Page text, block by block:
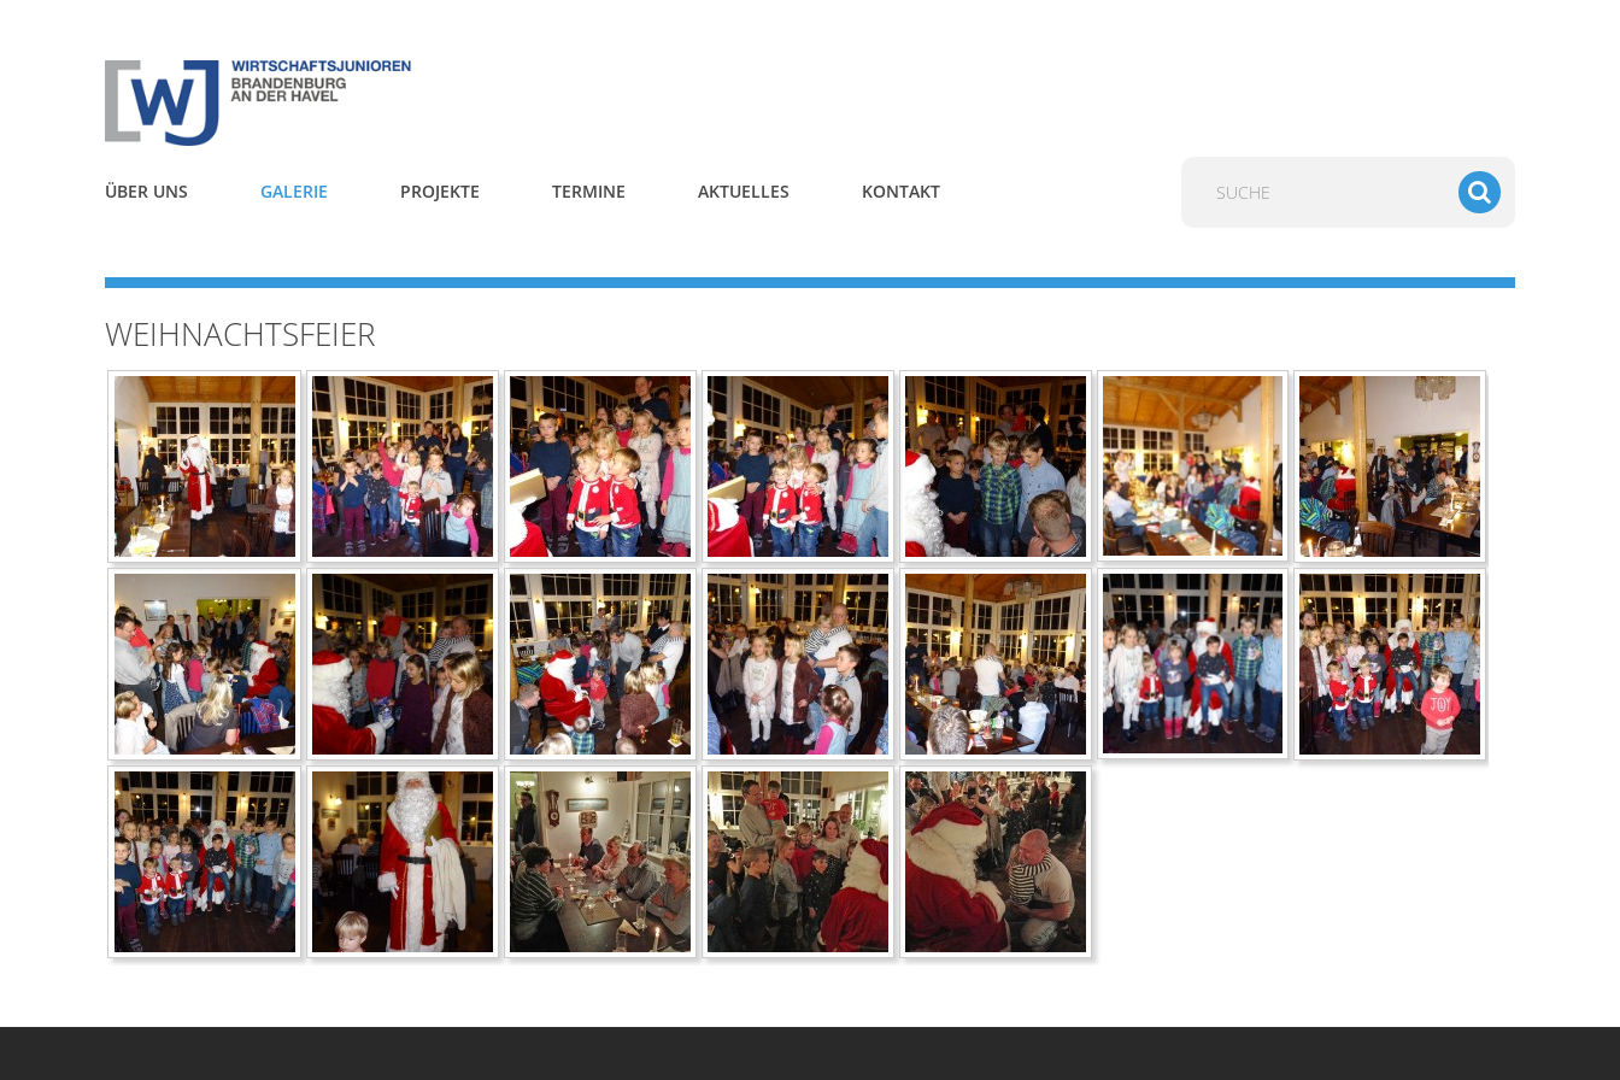
ÜBER UNS
MITGLIED WERDEN
MITGLIEDER
FÖRDERER
FÖRDERER VORSTAND
DOWNLOADS
GALERIE PROJEKTE TERMINE AKTUELLES KONTAKT
Suchen
WEIHNACHTSFEIER